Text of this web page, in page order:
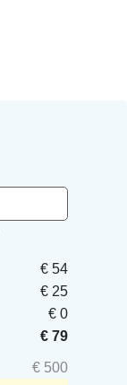
€ 54
€ 25
€ 0
€ 79
€ 500